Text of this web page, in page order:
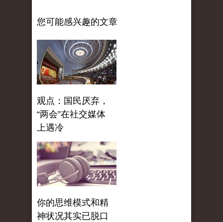
您可能感兴趣的文章
观点：国民厌弃，
“两会”在社交媒体
上遇冷
你的思维模式和精
神状况其实已脱口